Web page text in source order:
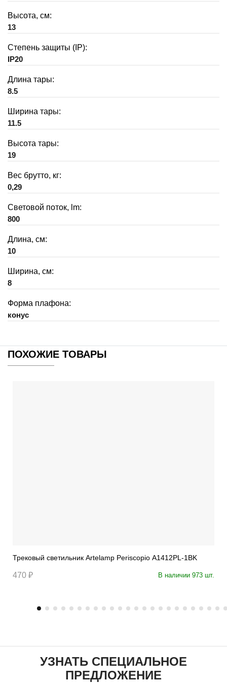
Высота, см:
13
Степень защиты (IP):
IP20
Длина тары:
8.5
Ширина тары:
11.5
Высота тары:
19
Вес брутто, кг:
0,29
Световой поток, lm:
800
Длина, см:
10
Ширина, см:
8
Форма плафона:
конус
ПОХОЖИЕ ТОВАРЫ
Трековый светильник Artelamp Periscopio A1412PL-1BK
470 ₽ В наличии 973 шт.
УЗНАТЬ СПЕЦИАЛЬНОЕ
ПРЕДЛОЖЕНИЕ